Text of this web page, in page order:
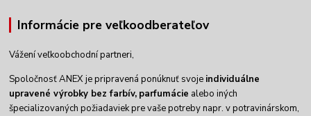
Informácie pre veľkoodberateľov
Vážení veľkoobchodní partneri,
Spoločnosť ANEX je pripravená ponúknuť svoje individuálne
upravené výrobky bez farbív, parfumácie alebo iných
špecializovaných požiadaviek pre vaše potreby napr. v potravinárskom,